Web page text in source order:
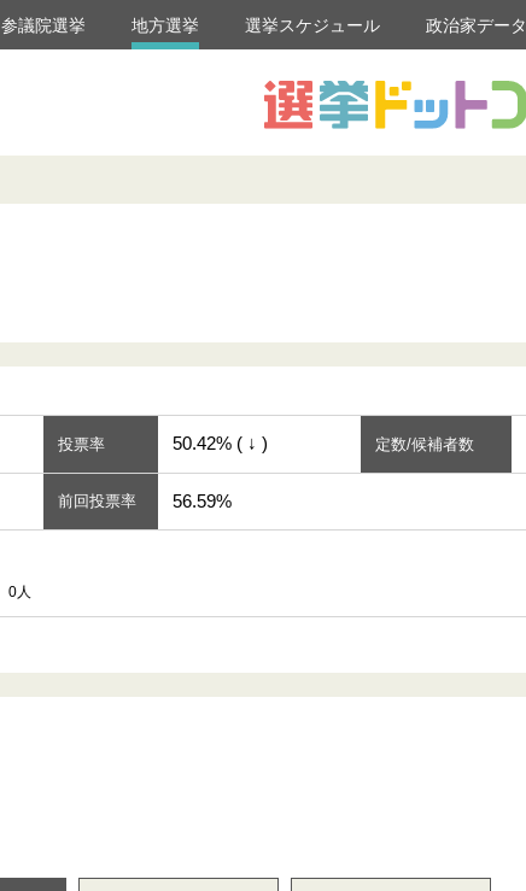
参議院選挙 地方選挙 選挙スケジュール 政治家データ
投票率 50.42% ( ↓ ) 定数/候補者数
前回投票率 56.59%
0人